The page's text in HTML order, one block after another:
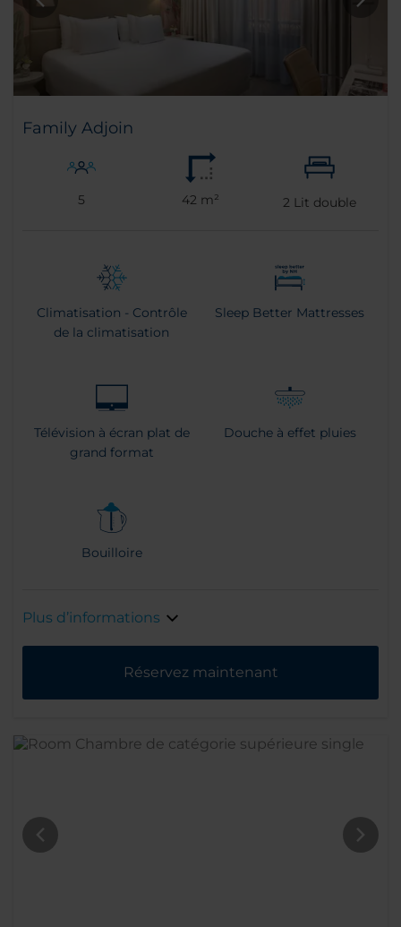
Family Adjoin
5 42 m² 2 Lit double
Climatisation - Contrôle
de la climatisation
Sleep Better Mattresses
Télévision à écran plat de
grand format
Douche à effet pluies
Bouilloire
Plus d’informations
Réservez maintenant